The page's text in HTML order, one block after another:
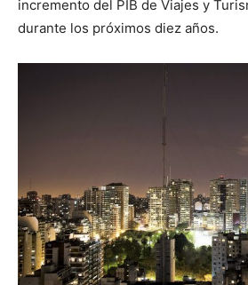
incremento del PIB de Viajes y
durante los próximos diez años.